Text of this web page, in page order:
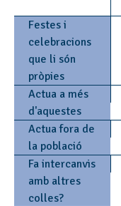
Festes i
celebracions
que li són
pròpies
Actua a més
d'aquestes
Actua fora de
la població
Fa intercanvis
amb altres
colles?